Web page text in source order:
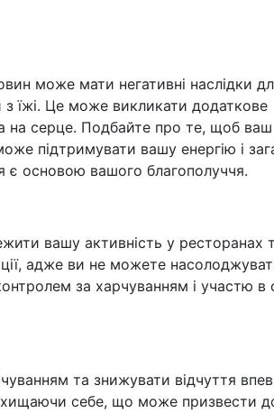
може мати негативні наслідки
з їжі. Це може викликати додаткове
на серце. Подбайте про те, щоб ваш
підтримувати вашу енергію і
є основою вашого благополуччя.
вашу активність у ресторанах
адже ви не можете
за харчуванням і участю в
та знижувати відчуття
себе, що може призвести